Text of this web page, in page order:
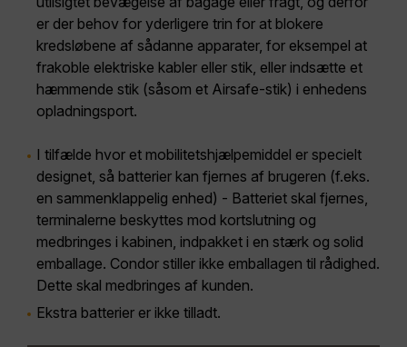
er der behov for yderligere trin for at blokere
kredsløbene af sådanne apparater, for eksempel at
frakoble elektriske kabler eller stik, eller indsætte et
hæmmende stik (såsom et Airsafe-stik) i enhedens
opladningsport.
I tilfælde hvor et mobilitetshjælpemiddel er specielt
designet, så batterier kan fjernes af brugeren (f.eks.
en sammenklappelig enhed) - Batteriet skal fjernes,
terminalerne beskyttes mod kortslutning og
medbringes i kabinen, indpakket i en stærk og solid
emballage. Condor stiller ikke emballagen til rådighed.
Dette skal medbringes af kunden.
Ekstra batterier er ikke tilladt.